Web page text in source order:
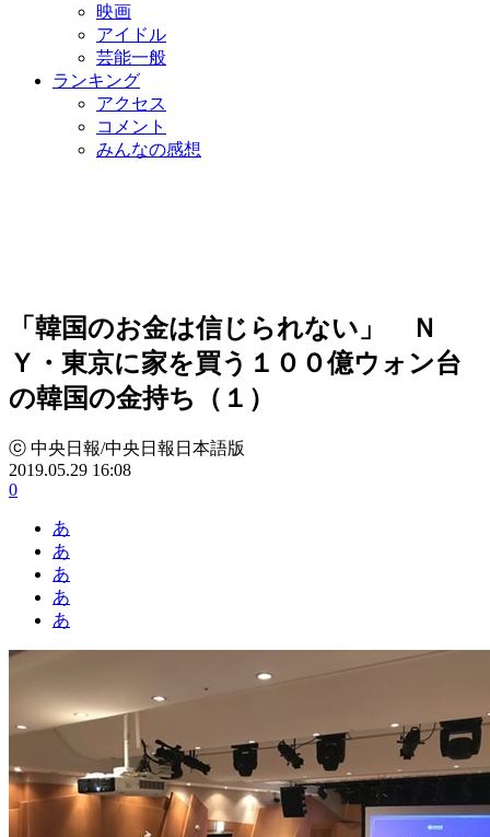
映画
アイドル
芸能一般
ランキング
アクセス
コメント
みんなの感想
「韓国のお金は信じられない」 Ｎ
Ｙ・東京に家を買う１００億ウォン台
の韓国の金持ち（１）
ⓒ 中央日報/中央日報日本語版
2019.05.29 16:08
0
あ
あ
あ
あ
あ